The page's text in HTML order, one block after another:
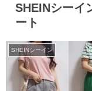
SHEINシーイ
ート
SHEINシーイン